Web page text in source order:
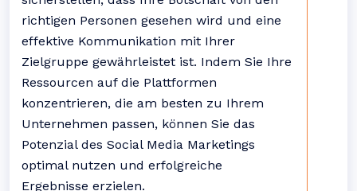
richtigen Personen gesehen wird und eine
effektive Kommunikation mit Ihrer
Zielgruppe gewährleistet ist. Indem Sie Ihre
Ressourcen auf die Plattformen
konzentrieren, die am besten zu Ihrem
Unternehmen passen, können Sie das
Potenzial des Social Media Marketings
optimal nutzen und erfolgreiche
Ergebnisse erzielen.